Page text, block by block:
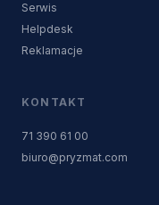
Serwis
Helpdesk
Reklamacje
KONTAKT
71 390 61 00
biuro@pryzmat.com